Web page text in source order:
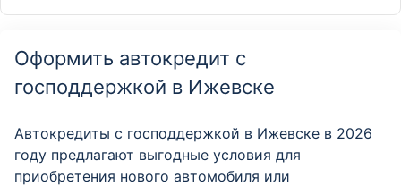
Оформить автокредит с
господдержкой в Ижевске
Автокредиты с господдержкой в Ижевске в 2026
году предлагают выгодные условия для
приобретения нового автомобиля или